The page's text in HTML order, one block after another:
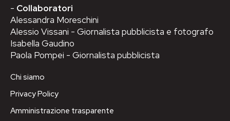
- Collaboratori
Alessandra Moreschini
Alessio Vissani - Giornalista pubblicista e fotografo
Isabella Gaudino
Paola Pompei - Giornalista pubblicista
Chi siamo
Privacy Policy
Amministrazione trasparente